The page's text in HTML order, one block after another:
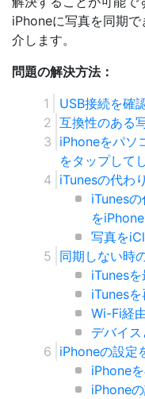
iPhoneに写真を同期
介します。
問題の解決方法：
USB接続を確
互換性のある
iPhoneをパソ
をタップして
iTunesの代わ
iTunes
を
写真を
同期しない時
iTunes
iTunes
Wi-Fi経
デバイ
iPhoneの設定
iPhone
iPhone